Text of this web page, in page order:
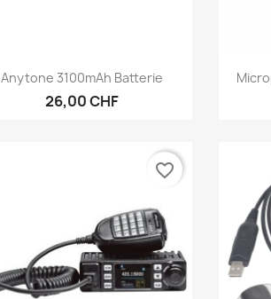
 Anteprima
Anytone 3100mAh Batterie
26,00 CHF
favorite_border